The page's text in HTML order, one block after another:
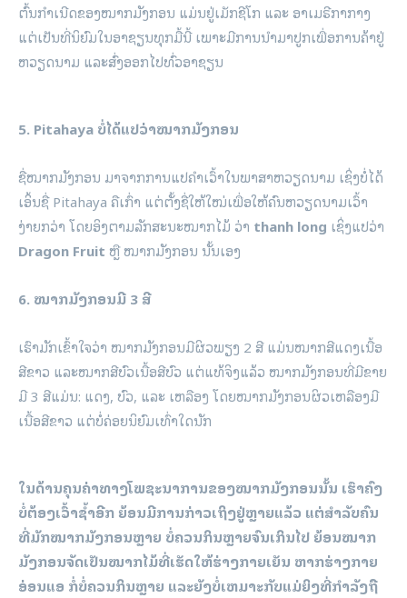
ຕົ້ນກຳເນີດຂອງໝາກມັງກອນ ແມ່ນຢູ່ເມັກຊີໂກ ແລະ ອາເມຣີກາກາງ
ແຕ່ເປັນທີ່ນິຍົມໃນອາຊຽນທຸກມື້ນີ້ ເພາະມີການນໍາມາປູກເພື່ອການຄ້າຢູ່
ຫວຽດນາມ ແລະສົ່ງອອກໄປທົ່ວອາຊຽນ
5. Pitahaya ບໍ່ໄດ້ແປວ່າໝາກມັງກອນ
ຊື່ໝາກມັງກອນ ມາຈາກການແປຄຳເວົ້າໃນພາສາຫວຽດນາມ ເຊິ່ງບໍ່ໄດ້
ເອິ້ນຊື່ Pitahaya ຄືເກົ່າ ແຕ່ຕັ້ງຊື່ໃຫ້ໃໝ່ເພື່ອໃຫ້ຄົນຫວຽດນາມເວົ້າ
ງ່າຍກວ່າ ໂດຍອິງຕາມລັກສະນະໝາກໄມ້ ວ່າ thanh long ເຊິ່ງແປວ່າ
Dragon Fruit ຫຼື ໝາກມັງກອນ ນັ້ນເອງ
6. ໝາກມັງກອນມີ 3 ສີ
ເຮົາມັກເຂົ້າໃຈວ່າ ໝາກມັງກອນມີຜິວພຽງ 2 ສີ ແມ່ນໝາກສີແດງເນື້ອ
ສີຂາວ ແລະໝາກສີບົວເນື້ອສີບົວ ແຕ່ແທ້ຈິງແລ້ວ ໝາກມັງກອນທີ່ມີຂາຍ
ມີ 3 ສີແມ່ນ: ແດງ, ບົວ, ແລະ ເຫລືອງ ໂດຍໝາກມັງກອນຜິວເຫລືອງມີ
ເນື້ອສີຂາວ ແຕ່ບໍ່ຄ່ອຍນິຍົມເທົ່າໃດນັກ
ໃນດ້ານຄຸນຄ່າທາງໂພຊະນາການຂອງໝາກມັງກອນນັ້ນ ເຮົາຄົງ
ບໍ່ຕ້ອງເວົ້າຊ້ຳອີກ ຍ້ອນມີການກ່າວເຖິງຢູ່ຫຼາຍແລ້ວ ແຕ່ສຳລັບຄົນ
ທີ່ມັກໝາກມັງກອນຫຼາຍ ບໍ່ຄວນກິນຫຼາຍຈົນເກິນໄປ ຍ້ອນໝາກ
ມັງກອນຈັດເປັນໝາກໄມ້ທີ່ເຮັດໃຫ້ຮ່າງກາຍເຍັນ ຫາກຮ່າງກາຍ
ອ່ອນແອ ກໍ່ບໍ່ຄວນກິນຫຼາຍ ແລະຍັງບໍ່ເຫມາະກັບແມ່ຍິງທີ່ກຳລັງຖື